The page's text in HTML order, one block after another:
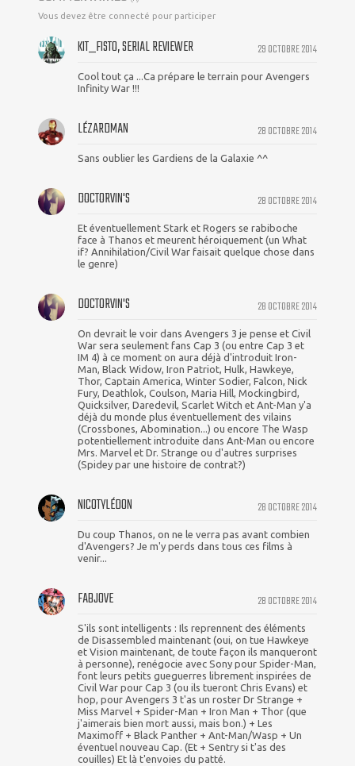
Vous devez être connecté pour participer
29 OCTOBRE 2014
KIT_FISTO, SERIAL REVIEWER
Cool tout ça ...Ca prépare le terrain pour Avengers
Infinity War !!!
28 OCTOBRE 2014
LÉZARDMAN
Sans oublier les Gardiens de la Galaxie ^^
28 OCTOBRE 2014
DOCTORVIN'S
Et éventuellement Stark et Rogers se rabiboche
face à Thanos et meurent héroiquement (un What
if? Annihilation/Civil War faisait quelque chose dans
le genre)
28 OCTOBRE 2014
DOCTORVIN'S
On devrait le voir dans Avengers 3 je pense et Civil
War sera seulement fans Cap 3 (ou entre Cap 3 et
IM 4) à ce moment on aura déjà d'introduit Iron-
Man, Black Widow, Iron Patriot, Hulk, Hawkeye,
Thor, Captain America, Winter Sodier, Falcon, Nick
Fury, Deathlok, Coulson, Maria Hill, Mockingbird,
Quicksilver, Daredevil, Scarlet Witch et Ant-Man y'a
déjà du monde plus éventuellement des vilains
(Crossbones, Abomination...) ou encore The Wasp
potentiellement introduite dans Ant-Man ou encore
Mrs. Marvel et Dr. Strange ou d'autres surprises
(Spidey par une histoire de contrat?)
28 OCTOBRE 2014
NICOTYLÉDON
Du coup Thanos, on ne le verra pas avant combien
d'Avengers? Je m'y perds dans tous ces films à
venir...
28 OCTOBRE 2014
FABJOVE
S'ils sont intelligents : Ils reprennent des éléments
de Disassembled maintenant (oui, on tue Hawkeye
et Vision maintenant, de toute façon ils manqueront
à personne), renégocie avec Sony pour Spider-Man,
font leurs petits gueguerres librement inspirées de
Civil War pour Cap 3 (ou ils tueront Chris Evans) et
hop, pour Avengers 3 t'as un roster Dr Strange +
Miss Marvel + Spider-Man + Iron Man + Thor (que
j'aimerais bien mort aussi, mais bon.) + Les
Maximoff + Black Panther + Ant-Man/Wasp + Un
éventuel nouveau Cap. (Et + Sentry si t'as des
couilles) Et là t'envoies du patté.